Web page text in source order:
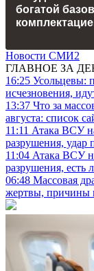
богатой
Новости СМИ2
ГЛАВНОЕ ЗА
16:25 Усольцевы:
исчезновения,
13:37 Что за
августа: список
11:11 Атака ВСУ
разрушения, удар
11:04 Атака ВСУ
разрушения, есть
06:48 Массовая
жертвы, причины